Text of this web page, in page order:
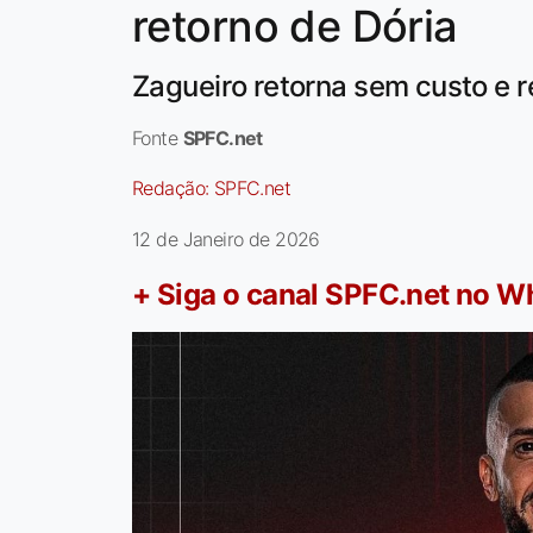
retorno de Dória
Zagueiro retorna sem custo e
Fonte SPFC.net
Redação: SPFC.net
12 de Janeiro de 2026
+ Siga o canal SPFC.net no